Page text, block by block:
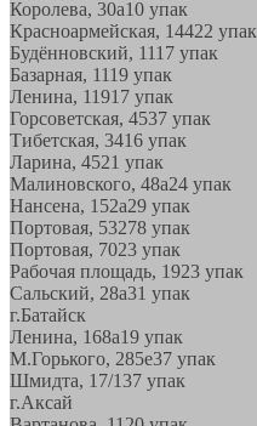
Королева, 30а10 упак
Красноармейская, 14422 упак
Будённовский, 1117 упак
Базарная, 1119 упак
Ленина, 11917 упак
Горсоветская, 4537 упак
Тибетская, 3416 упак
Ларина, 4521 упак
Малиновского, 48а24 упак
Нансена, 152а29 упак
Портовая, 53278 упак
Портовая, 7023 упак
Рабочая площадь, 1923 упак
Сальский, 28a31 упак
г.Батайск
Ленина, 168а19 упак
М.Горького, 285е37 упак
Шмидта, 17/137 упак
г.Аксай